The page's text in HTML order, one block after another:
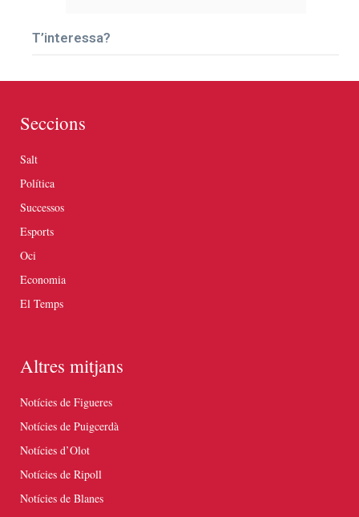
T’interessa?
Seccions
Salt
Política
Successos
Esports
Oci
Economia
El Temps
Altres mitjans
Notícies de Figueres
Notícies de Puigcerdà
Notícies d’Olot
Notícies de Ripoll
Notícies de Blanes